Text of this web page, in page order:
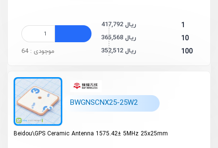
1 417,792 ریال
10 365,568 ریال
100 352,512 ریال موجودی : 64
BWGNSCNX25-25W2
Beidou\GPS Ceramic Antenna 1575.42± 5MHz 25x25mm